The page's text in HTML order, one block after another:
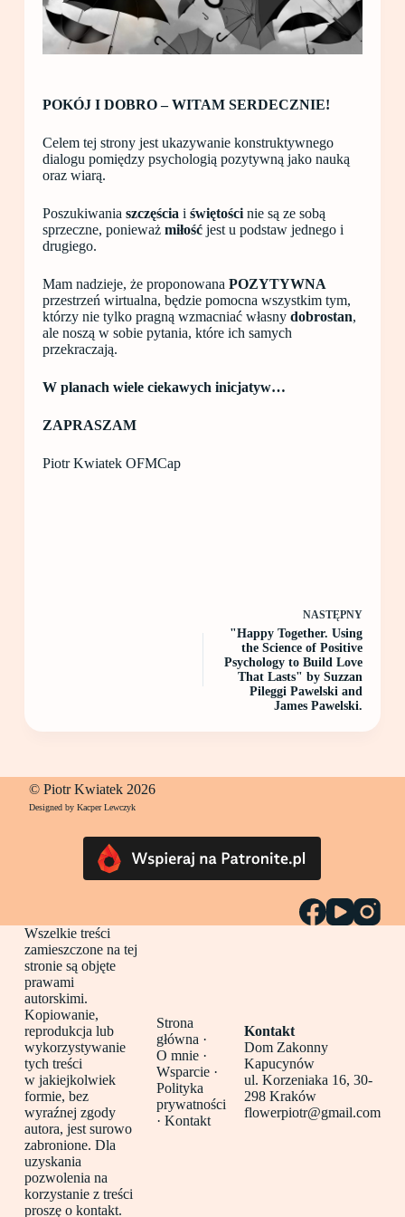
POKÓJ I DOBRO – WITAM SERDECZNIE!
Celem tej strony jest ukazywanie konstruktywnego
dialogu pomiędzy psychologią pozytywną jako nauką
oraz wiarą.
Poszukiwania szczęścia i świętościnie są ze sobą
sprzeczne, ponieważ miłośćjest u podstaw jednego i
drugiego.
Mam nadzieje, że proponowana POZYTYWNA
przestrzeń wirtualna, będzie pomocna wszystkim tym,
którzy nie tylko pragną wzmacniać własny dobrostan,
ale noszą w sobie pytania, które ich samych
przekraczają.
W planach wiele ciekawych inicjatyw…
ZAPRASZAM
Piotr Kwiatek OFMCap
NASTĘPNY
"Happy Together. Using
the Science of Positive
Psychology to Build Love
That Lasts" by Suzzan
Pileggi Pawelski and
James Pawelski.
© Piotr Kwiatek 2026
Designed by Kacper Lewczyk
Wszelkie treści
zamieszczone na tej
stronie są objęte
prawami
autorskimi.
Kopiowanie,
reprodukcja lub
wykorzystywanie
tych treści
w jakiejkolwiek
formie, bez
wyraźnej zgody
autora, jest surowo
zabronione. Dla
uzyskania
pozwolenia na
korzystanie z treści
proszę o kontakt.
Strona
główna ·
O mnie ·
Wsparcie ·
Polityka
prywatności
·Kontakt
Kontakt
Dom Zakonny
Kapucynów
ul. Korzeniaka 16, 30-
298 Kraków
flowerpiotr@gmail.com